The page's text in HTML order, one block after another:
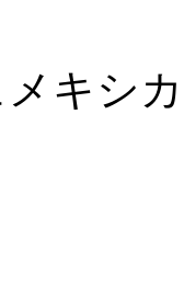
キシ